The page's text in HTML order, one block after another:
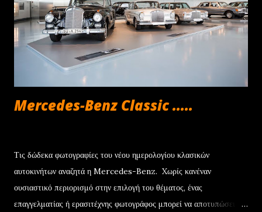
μόνο €252/μήνα , ενώ για τα Renegade και Compass e-Hybrid
των 130 HP η δόση διαμορφώνεται στα €294 και €361 αντίστοιχα.
Να σημειωθεί ότι το πρόγραμμα συνοδεύεται από την 4ετή εγγύηση
για τα μηχανικά μέρη, καθ...
Mercedes-Benz Classic .....
Τις δώδεκα φωτογραφίες του νέου ημερολογίου κλασικών
αυτοκινήτων αναζητά η Mercedes-Benz. Xωρίς κανέναν
ουσιαστικό περιορισμό στην επιλογή του θέματος, ένας
επαγγελματίας ή ερασιτέχνης φωτογράφος μπορεί να αποτυπώσει